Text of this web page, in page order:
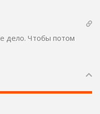
дело. Чтобы потом